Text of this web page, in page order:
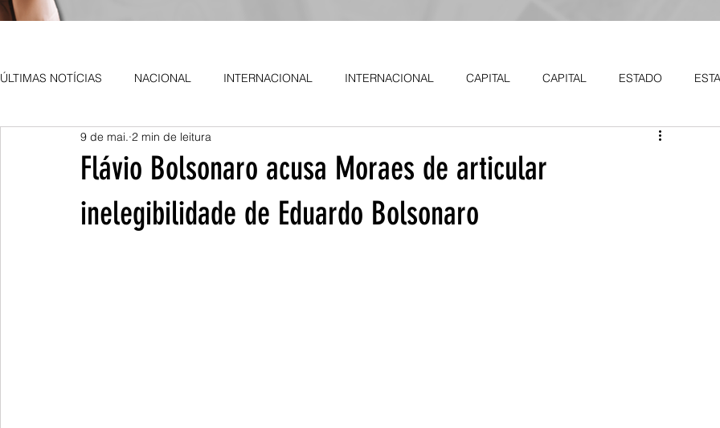
ÚLTIMAS NOTÍCIAS NACIONAL INTERNACIONAL INTERNACIONAL CAPITAL CAPITAL ESTADO
AGRO NEWS DESTAQUE
Flávio Bolsonaro acusa Moraes de articular
inelegibilidade de Eduardo Bolsonaro
9 de mai. 2 min de leitura